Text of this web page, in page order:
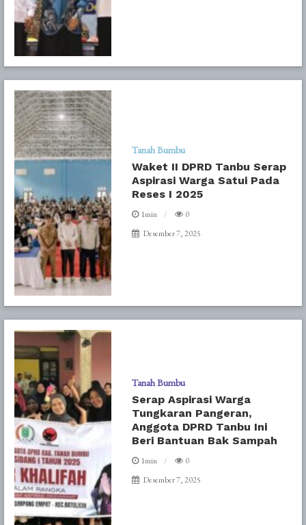
Tanah Bumbu
Waket II DPRD Tanbu Serap
Aspirasi Warga Satui Pada
Reses I 2025
1min
0
Desember 7, 2025
Tanah Bumbu
Serap Aspirasi Warga
Tungkaran Pangeran,
Anggota DPRD Tanbu Ini
Beri Bantuan Bak Sampah
1min
0
Desember 7, 2025